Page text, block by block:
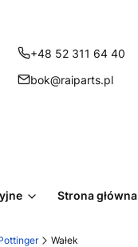
+48 52 311 64 40
bok@raiparts.pl
Strona główna
Wałek